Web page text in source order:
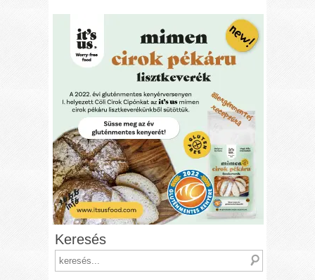
Keresés